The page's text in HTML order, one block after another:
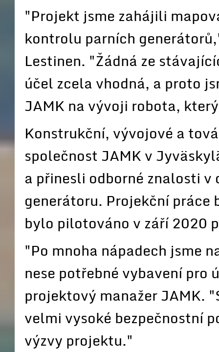
"Projekt jsme zahájili
kontrolu parních
Lestinen. "Žádná ze
účel zcela vhodná, a proto
JAMK na vývoji robota,
Konstrukční, vývojové a
společnost JAMK v
a přinesli odborné znalosti
generátoru. Projekční práce
bylo pilotováno v září 2020
"Po mnoha nápadech jsme
nese potřebné vybavení pro
projektový manažer JAMK.
velmi vysoké bezpečnostní
výzvy projektu."